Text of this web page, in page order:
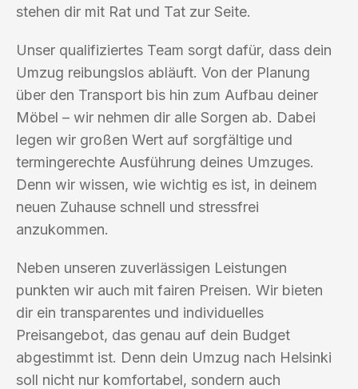
stehen dir mit Rat und Tat zur Seite.
Unser qualifiziertes Team sorgt dafür, dass dein
Umzug reibungslos abläuft. Von der Planung
über den Transport bis hin zum Aufbau deiner
Möbel – wir nehmen dir alle Sorgen ab. Dabei
legen wir großen Wert auf sorgfältige und
termingerechte Ausführung deines Umzuges.
Denn wir wissen, wie wichtig es ist, in deinem
neuen Zuhause schnell und stressfrei
anzukommen.
Neben unseren zuverlässigen Leistungen
punkten wir auch mit fairen Preisen. Wir bieten
dir ein transparentes und individuelles
Preisangebot, das genau auf dein Budget
abgestimmt ist. Denn dein Umzug nach Helsinki
soll nicht nur komfortabel, sondern auch